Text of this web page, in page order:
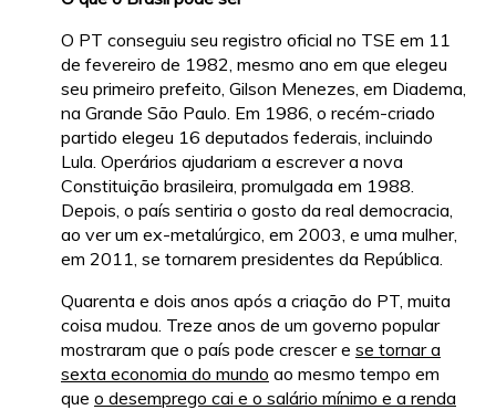
O PT conseguiu seu registro oficial no TSE em 11
de fevereiro de 1982, mesmo ano em que elegeu
seu primeiro prefeito, Gilson Menezes, em Diadema,
na Grande São Paulo. Em 1986, o recém-criado
partido elegeu 16 deputados federais, incluindo
Lula. Operários ajudariam a escrever a nova
Constituição brasileira, promulgada em 1988.
Depois, o país sentiria o gosto da real democracia,
ao ver um ex-metalúrgico, em 2003, e uma mulher,
em 2011, se tornarem presidentes da República.
Quarenta e dois anos após a criação do PT, muita
coisa mudou. Treze anos de um governo popular
mostraram que o país pode crescer e se tornar a
sexta economia do mundo ao mesmo tempo em
que o desemprego cai e o salário mínimo e a renda